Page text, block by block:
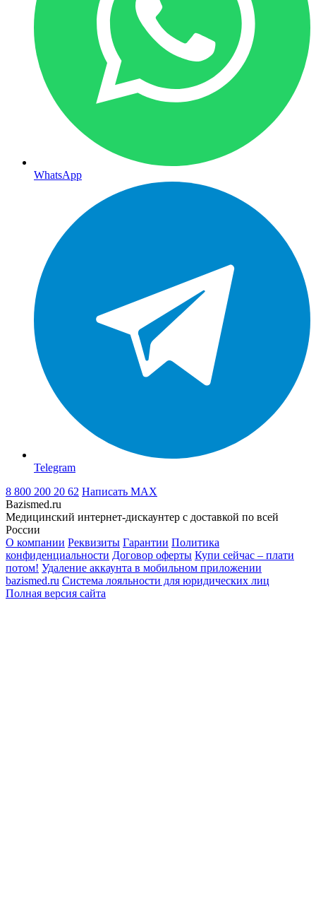
WhatsApp
Telegram
8 800 200 20 62 Написать MAX
Bazismed.ru
Медицинский интернет-дискаунтер с доставкой по всей
России
О компании Реквизиты Гарантии Политика
конфиденциальности Договор оферты Купи сейчас – плати
потом! Удаление аккаунта в мобильном приложении
bazismed.ru Система лояльности для юридических лиц
Полная версия сайта